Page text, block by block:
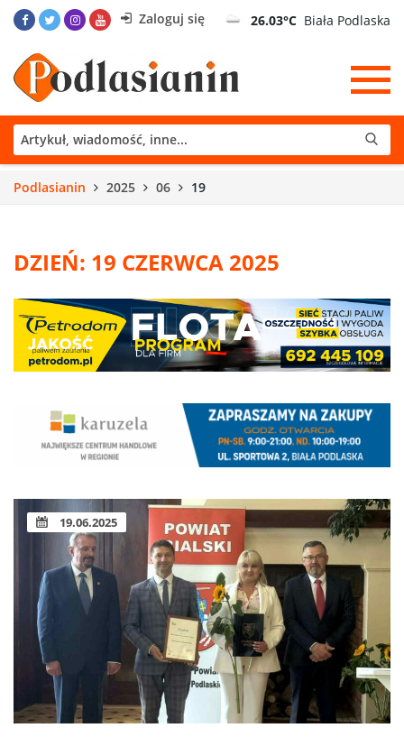
Zaloguj się 26.03°C Biała Podlaska
Podlasianin 2025 06 19
DZIEŃ: 19 CZERWCA 2025
19.06.2025